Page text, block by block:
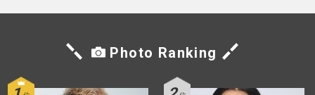
Photo Ranking